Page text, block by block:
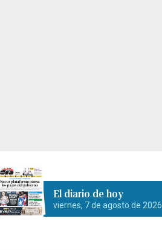
El diario de hoy
viernes, 7 de agosto de 2026